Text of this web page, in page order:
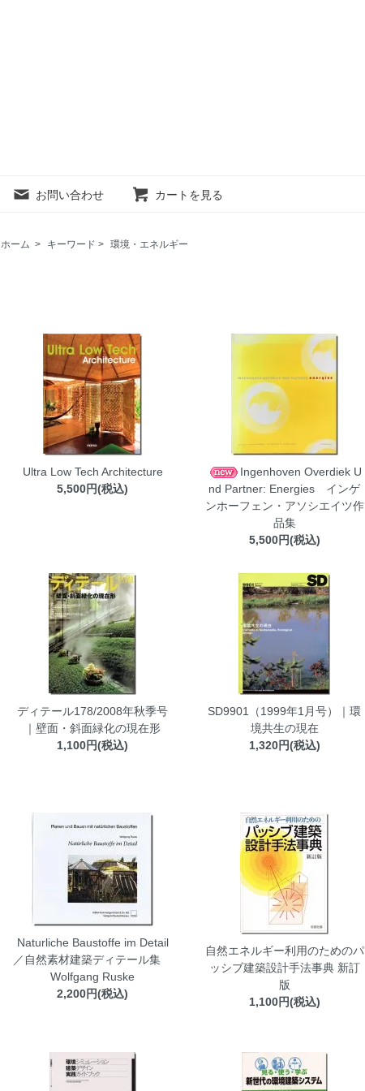
お問い合わせ カートを見る
ホーム > キーワード > 環境・エネルギー
Ultra Low Tech Architecture
5,500円(税込)
Ingenhoven Overdiek U
nd Partner: Energies インゲ
ンホーフェン・アソシエイツ作
品集
5,500円(税込)
ディテール178/2008年秋季号
｜壁面・斜面緑化の現在形
1,100円(税込)
SD9901（1999年1月号）｜環
境共生の現在
1,320円(税込)
Naturliche Baustoffe im Detail
／自然素材建築ディテール集
Wolfgang Ruske
2,200円(税込)
自然エネルギー利用のためのパ
ッシブ建築設計手法事典 新訂
版
1,100円(税込)